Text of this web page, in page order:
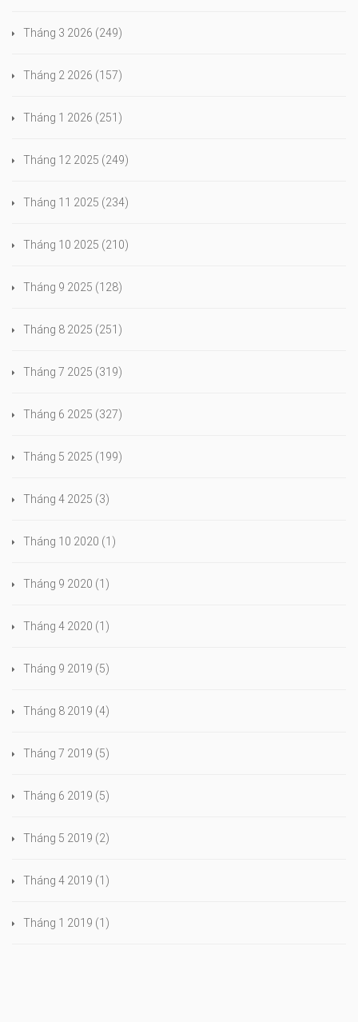
Tháng 3 2026 (249)
Tháng 2 2026 (157)
Tháng 1 2026 (251)
Tháng 12 2025 (249)
Tháng 11 2025 (234)
Tháng 10 2025 (210)
Tháng 9 2025 (128)
Tháng 8 2025 (251)
Tháng 7 2025 (319)
Tháng 6 2025 (327)
Tháng 5 2025 (199)
Tháng 4 2025 (3)
Tháng 10 2020 (1)
Tháng 9 2020 (1)
Tháng 4 2020 (1)
Tháng 9 2019 (5)
Tháng 8 2019 (4)
Tháng 7 2019 (5)
Tháng 6 2019 (5)
Tháng 5 2019 (2)
Tháng 4 2019 (1)
Tháng 1 2019 (1)